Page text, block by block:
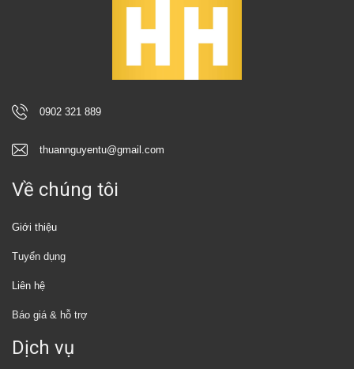
0902 321 889
thuannguyentu@gmail.com
Về chúng tôi
Giới thiệu
Tuyển dụng
Liên hệ
Báo giá & hỗ trợ
Dịch vụ